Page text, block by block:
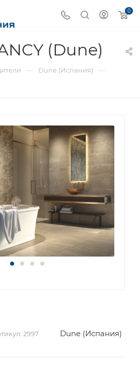
0
(Dune)
— Dune (Испания) —
2997 Dune (Испания)